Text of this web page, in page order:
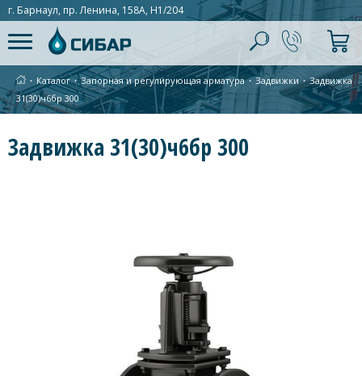
г. Барнаул, пр. Ленина, 158А, Н1/204
∙ Каталог ∙Запорная и регулирующая арматура ∙Задвижки ∙Задвижка
31(30)ч6бр 300
Задвижка 31(30)ч6бр 300